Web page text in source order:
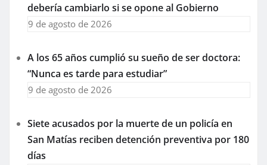
debería cambiarlo si se opone al Gobierno
9 de agosto de 2026
A los 65 años cumplió su sueño de ser doctora:
“Nunca es tarde para estudiar”
9 de agosto de 2026
Siete acusados por la muerte de un policía en
San Matías reciben detención preventiva por 180
días